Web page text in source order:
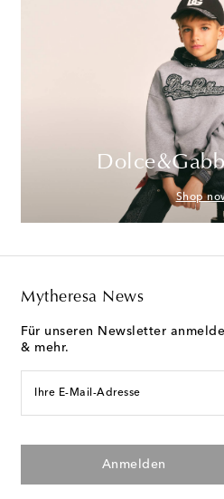
Shop
Mytheresa News
Für unseren Newsletter
& mehr.
Ihre E-Mail-Adresse
Anmelden